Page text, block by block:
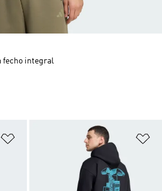
Adicionar à Lista de Desejos
fecho integral